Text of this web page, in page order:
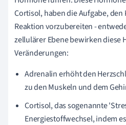
Cortisol, haben die Aufgabe,
Reaktion vorzubereiten -
zellulärer Ebene bewirken diese
Veränderungen:
Adrenalin erhöht den
zu den Muskeln und dem
Cortisol, das sogenannte
Energiestoffwechsel, indem